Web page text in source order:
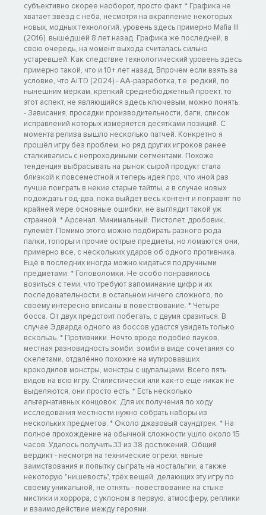
субъективно скорее наоборот, просто факт. * Графика не
хватает звёзд с неба, несмотря на вкрапление некоторых
новых, модных технологий, уровень здесь примерно Mafia III
(2016), вышедшей 8 лет назад. Графика же последней, в
свою очередь, на момент выхода считалась сильно
устаревшей. Как следствие технологический уровень здесь
примерно такой, что и 10+ лет назад. Впрочем если взять за
условие, что AiTD (2024) - AA-разработка, т.е. редкий, по
нынешним меркам, крепкий среднебюджетный проект, то
этот аспект, не являющийся здесь ключевым, можно понять.
- Зависания, просадки производительности, баги, список
исправлений которых измеряется десятками позиций. С
момента релиза вышло несколько патчей. Конкретно я
прошёл игру без проблем, но ряд других игроков ранее
сталкивались с непроходимыми сегментами. Похоже
тенденция выбрасывать на рынок сырой продукт стала
близкой к повсеместной и теперь идея про, что иной раз
лучше поиграть в некие старые тайтлы, а в случае новых
подождать год-два, пока выйдет весь контент и поправят по
крайней мере основные ошибки, не выглядит такой уж
странной. * Арсенал. Минимальный. Пистолет, дробовик,
пулемёт. Помимо этого можно подбирать разного рода
палки, топоры и прочие острые предметы, но ломаются они,
примерно все, с нескольких ударов об одного противника.
Ещё в последних иногда можно кидаться подручными
предметами. * Головоломки. Не особо понравилось
возиться с теми, что требуют запоминание цифр и их
последовательности, в остальном ничего сложного, по
своему интересно вписаны в повествование. * Четыре
босса. От двух предстоит побегать, с двумя сразиться. В
случае Эдварда одного из боссов удастся увидеть только
вскользь. * Противники. Нечто вроде подобие пауков,
местная разновидность зомби, зомби в виде сочетания со
скелетами, отдалённо похожие на мутировавших
крокодилов монстры, монстры с щупальцами. Всего пять
видов на всю игру. Стилистически или как-то ещё никак не
выделяются, они просто есть. * Есть несколько
альтернативных концовок. Для их получения по ходу
исследования местности нужно собрать наборы из
нескольких предметов. * Около джазовый саундтрек. * На
полное прохождение на обычной сложности ушло около 15
часов. Удалось получить 33 из 38 достижений. Общий
вердикт - несмотря на технические огрехи, явные
заимствования и попытку сыграть на ностальгии, а также
некоторую "нишевость", трёх вещей, делающих эту игру по
своему уникальной, не отнять - повествование на стыке
мистики и хоррора, с уклоном в первую, атмосферу, реплики
и взаимодействие между героями.